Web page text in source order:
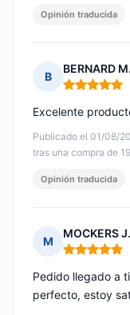
Opinión traducida
B
BERNARD M.
Nota: 5 de 5
Publicado el 01/08/
tras una compra de
Excelente
Opinión traducida
M
MOCKERS J.
Nota: 5 de 5
Pedido llegado a
perfecto, estoy